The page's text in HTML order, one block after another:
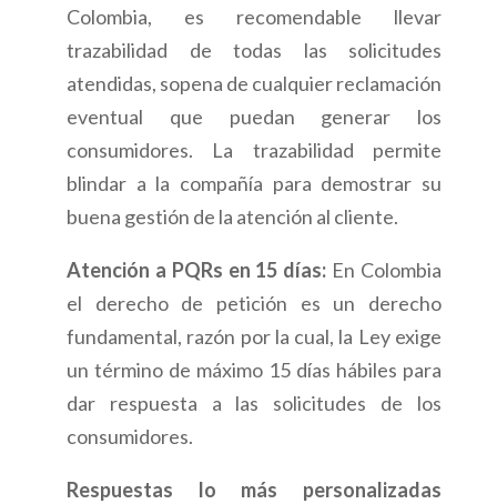
Colombia, es recomendable llevar
trazabilidad de todas las solicitudes
atendidas, sopena de cualquier reclamación
eventual que puedan generar los
consumidores. La trazabilidad permite
blindar a la compañía para demostrar su
buena gestión de la atención al cliente.
Atención a PQRs en 15 días: En Colombia
el derecho de petición es un derecho
fundamental, razón por la cual, la Ley exige
un término de máximo 15 días hábiles para
dar respuesta a las solicitudes de los
consumidores.
Respuestas lo más personalizadas